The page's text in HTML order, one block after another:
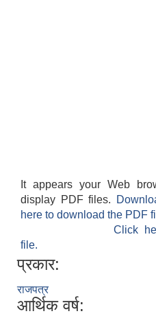
It appears your Web
display PDF files.
here to download the PDF
Click
file.
प्रकार:
राजपत्र
आर्थिक वर्ष: